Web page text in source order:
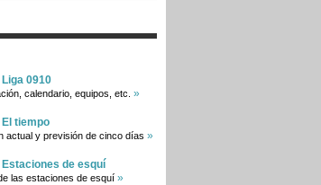
0910
calendario, equipos, etc. »
tiempo
actual y previsión de cinco días »
Estaciones de esquí
las estaciones de esquí »